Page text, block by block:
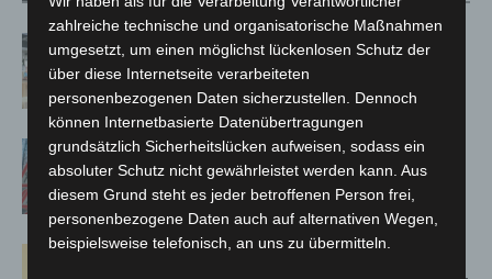
Kunst trifft Weingenuss: Barbara-
Susann Mehring zeigt ihre Werke im
Jacques’ Wein-Depot Isernhagen
A2: Zweite Turbobaustelle startet
zwischen Hannover-West und
Bothfeld
Hannover: Erste Tigermücken-
zahlreiche technische und organisatorische Maßnahmen
umgesetzt, um einen möglichst lückenlosen Schutz der
über diese Internetseite verarbeiteten
personenbezogenen Daten sicherzustellen. Dennoch
können Internetbasierte Datenübertragungen
grundsätzlich Sicherheitslücken aufweisen, sodass ein
absoluter Schutz nicht gewährleistet werden kann. Aus
diesem Grund steht es jeder betroffenen Person frei,
personenbezogene Daten auch auf alternativen Wegen,
beispielsweise telefonisch, an uns zu übermitteln.